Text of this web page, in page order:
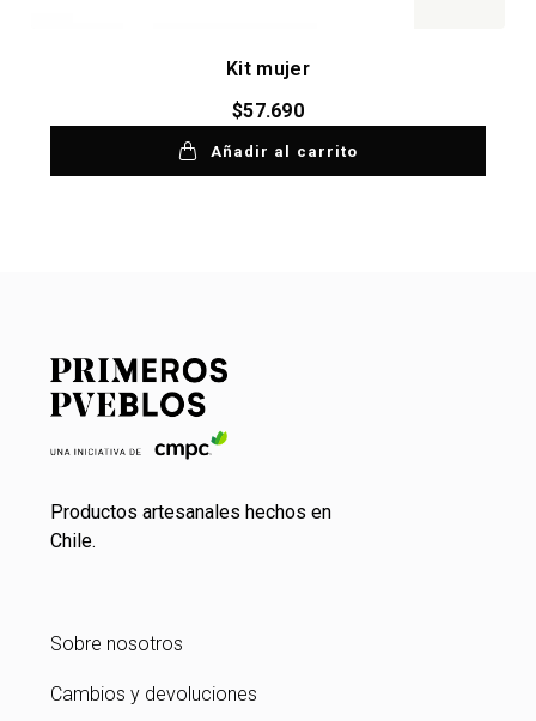
Kit mujer
$57.690
Añadir al carrito
Productos artesanales hechos en
Chile.
Sobre nosotros
Cambios y devoluciones